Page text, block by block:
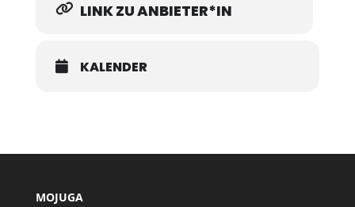
LINK ZU ANBIETER*IN
KALENDER
MOJUGA